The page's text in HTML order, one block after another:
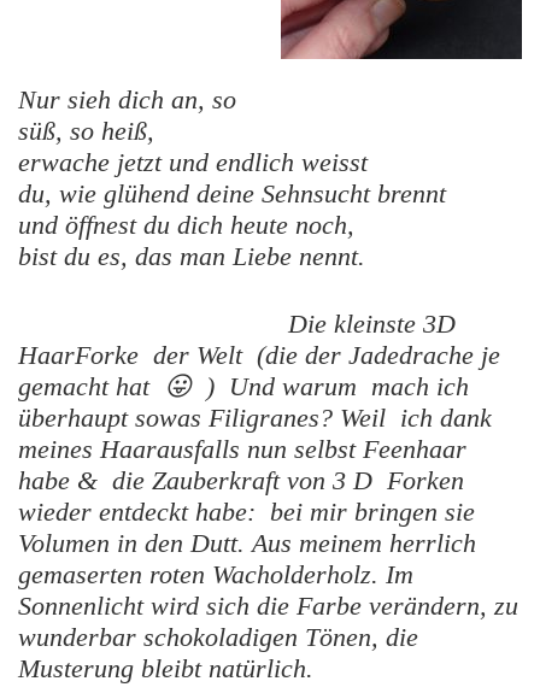
Nur sieh dich an, so
süß, so heiß,
erwache jetzt und endlich weisst
du, wie glühend deine Sehnsucht brennt
und öffnest du dich heute noch,
bist du es, das man Liebe nennt.
Die kleinste 3D
HaarForke der Welt (die der Jadedrache je
gemacht hat 😛 ) Und warum mach ich
überhaupt sowas Filigranes? Weil ich dank
meines Haarausfalls nun selbst Feenhaar
habe & die Zauberkraft von 3 D Forken
wieder entdeckt habe: bei mir bringen sie
Volumen in den Dutt. Aus meinem herrlich
gemaserten roten Wacholderholz. Im
Sonnenlicht wird sich die Farbe verändern, zu
wunderbar schokoladigen Tönen, die
Musterung bleibt natürlich.